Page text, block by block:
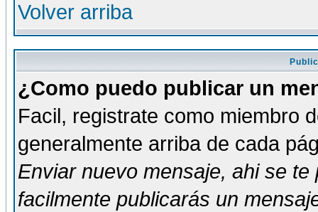
Volver arriba
¿Como puedo publicar un
Facil, registrate como miembro
generalmente arriba de cada
Enviar nuevo mensaje, ahi se te
facilmente publicarás un